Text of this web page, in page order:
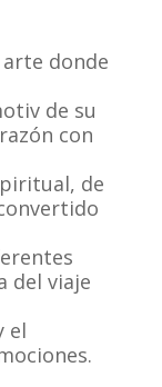
donde
de su
con
de
del viaje
el